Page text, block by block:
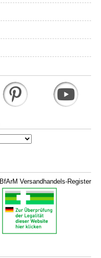
BfArM Versandhandels-Register